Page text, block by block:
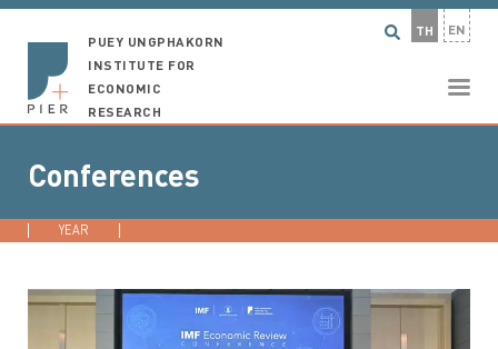
TH EN
PUEY UNGPHAKORN
INSTITUTE FOR
ECONOMIC
RESEARCH
Conferences
YEAR